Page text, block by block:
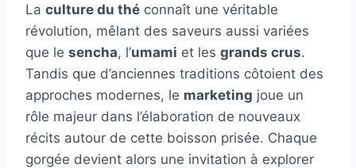
La culture du thé connaît une véritable
révolution, mêlant des saveurs aussi variées
que le sencha, l’umami et les grands crus.
Tandis que d’anciennes traditions côtoient des
approches modernes, le marketing joue un
rôle majeur dans l’élaboration de nouveaux
récits autour de cette boisson prisée. Chaque
gorgée devient alors une invitation à explorer